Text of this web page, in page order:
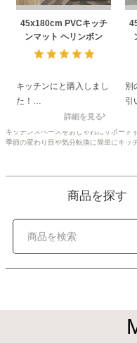
45x180cm PVCキッチ
ンマット ヘリンボン
詳細を見る
キッチンにと購入しまし
た！
ヘンリボーン柄
クッションの感じも良か
別
引
い
キッチンスペースをおしゃれにサポート
季節の変わり目や気分転換に簡単にキッ
商品を探す